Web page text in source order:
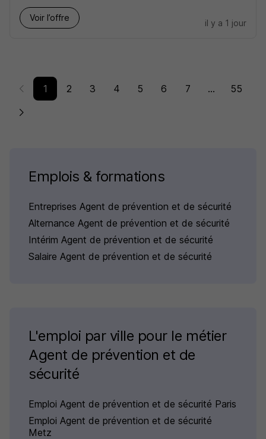
Voir l’offre
il y a 1 jour
1 2 3 4 5 6 7 ... 55
Emplois & formations
Entreprises Agent de prévention et de sécurité
Alternance Agent de prévention et de sécurité
Intérim Agent de prévention et de sécurité
Salaire Agent de prévention et de sécurité
L'emploi par ville pour le métier
Agent de prévention et de
sécurité
Emploi Agent de prévention et de sécurité Paris
Emploi Agent de prévention et de sécurité
Metz